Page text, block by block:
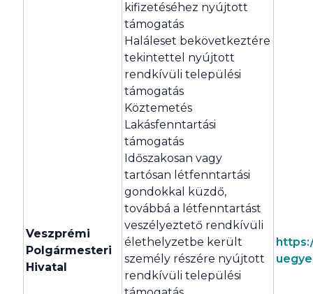
Veszprémi
Polgármesteri
Hivatal
kifizetéséhez nyújtott
támogatás
Haláleset bekövetkeztére
tekintettel nyújtott
rendkívüli települési
támogatás
Köztemetés
Lakásfenntartási
támogatás
Időszakosan vagy
tartósan létfenntartási
gondokkal küzdő,
továbbá a létfenntartást
veszélyeztető rendkívüli
élethelyzetbe került
személy részére nyújtott
rendkívüli települési